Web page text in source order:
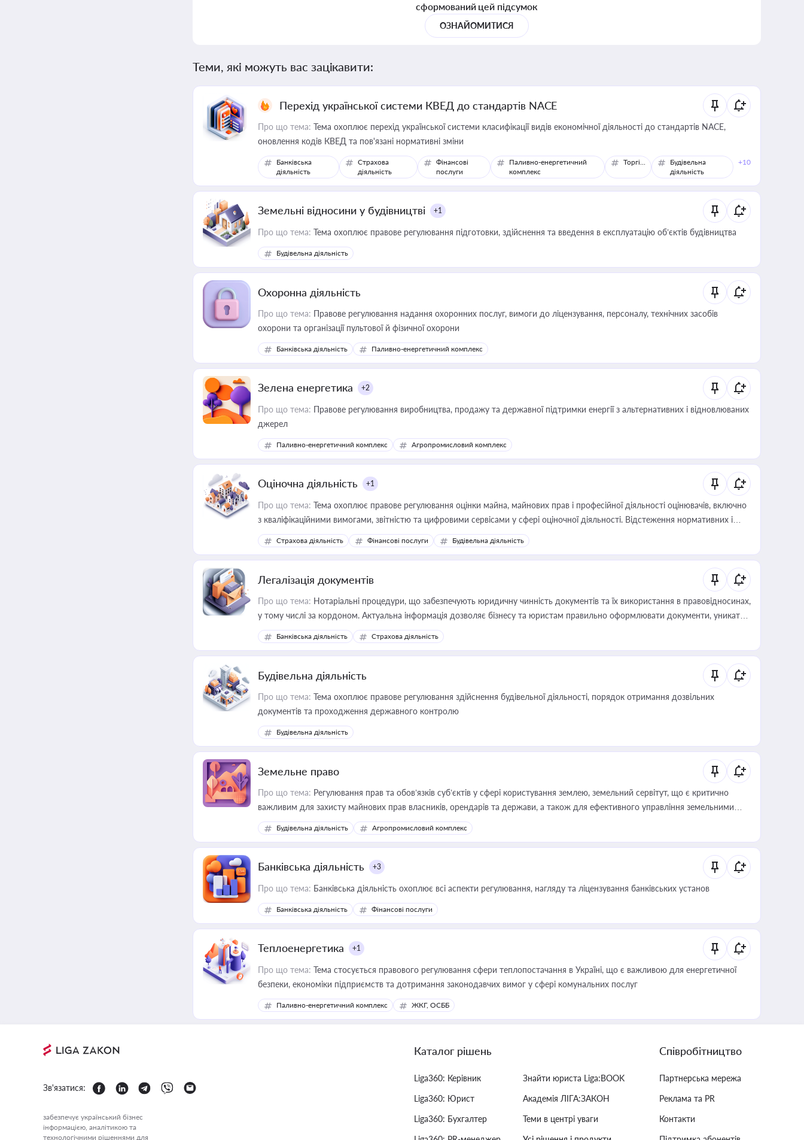
сформований цей підсумок
ОЗНАЙОМИТИСЯ
Теми, які можуть вас зацікавити:
Перехід української системи КВЕД до стандартів NACE
Про що тема: Тема охоплює перехід української системи класифікації видів економічної діяльності до стандартів NACE,
оновлення кодів КВЕД та пов'язані нормативні зміни
Банківська
діяльність
Страхова
діяльність
Фінансові
послуги
Паливно-енергетичний
комплекс
Торгівля
Будівельна
діяльність
+10
Земельні відносини у будівництві +1
Про що тема: Тема охоплює правове регулювання підготовки, здійснення та введення в експлуатацію об’єктів будівництва
Будівельна діяльність
Охоронна діяльність
Про що тема: Правове регулювання надання охоронних послуг, вимоги до ліцензування, персоналу, технічних засобів
охорони та організації пультової й фізичної охорони
Банківська діяльність Паливно-енергетичний комплекс
Зелена енергетика +2
Про що тема: Правове регулювання виробництва, продажу та державної підтримки енергії з альтернативних і відновлюваних
джерел
Паливно-енергетичний комплекс Агропромисловий комплекс
Оціночна діяльність +1
Про що тема: Тема охоплює правове регулювання оцінки майна, майнових прав і професійної діяльності оцінювачів, включно
з кваліфікаційними вимогами, звітністю та цифровими сервісами у сфері оціночної діяльності. Відстеження нормативних і
медійних змін у цій сфері корисне для власника бізнесу, керівника, юриста або бухгалтера під час оподаткування,
приватизації, оренди державного майна, корпоративних угод і перевірки статусу суб'єктів оціночної діяльності
Страхова діяльність Фінансові послуги Будівельна діяльність
Легалізація документів
Про що тема: Нотаріальні процедури, що забезпечують юридичну чинність документів та їх використання в правовідносинах,
у тому числі за кордоном. Актуальна інформація дозволяє бізнесу та юристам правильно оформлювати документи, уникати
ризиків недійсності та забезпечувати їх належне прийняття органами влади та контрагентами
Банківська діяльність Страхова діяльність
Будівельна діяльність
Про що тема: Тема охоплює правове регулювання здійснення будівельної діяльності, порядок отримання дозвільних
документів та проходження державного контролю
Будівельна діяльність
Земельне право
Про що тема: Регулювання прав та обов’язків суб’єктів у сфері користування землею, земельний сервітут, що є критично
важливим для захисту майнових прав власників, орендарів та держави, а також для ефективного управління земельними
ресурсами
Будівельна діяльність Агропромисловий комплекс
Банківська діяльність +3
Про що тема: Банківська діяльність охоплює всі аспекти регулювання, нагляду та ліцензування банківських установ
Банківська діяльність Фінансові послуги
Теплоенергетика +1
Про що тема: Тема стосується правового регулювання сфери теплопостачання в Україні, що є важливою для енергетичної
безпеки, економіки підприємств та дотримання законодавчих вимог у сфері комунальних послуг
Паливно-енергетичний комплекс ЖКГ, ОСББ
Зв'язатися:
забезпечує український бізнес
інформацією, аналітикою та
технологічними рішеннями для
Каталог рішень
Liga360: Керівник
Liga360: Юрист
Liga360: Бухгалтер
Знайти юриста Liga:BOOK
Академія ЛІГА:ЗАКОН
Теми в центрі уваги
Співробітництво
Партнерська мережа
Реклама та PR
Контакти